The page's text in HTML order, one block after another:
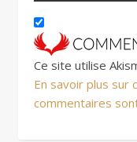
Ce site utilise
En savoir plus sur
commentaires